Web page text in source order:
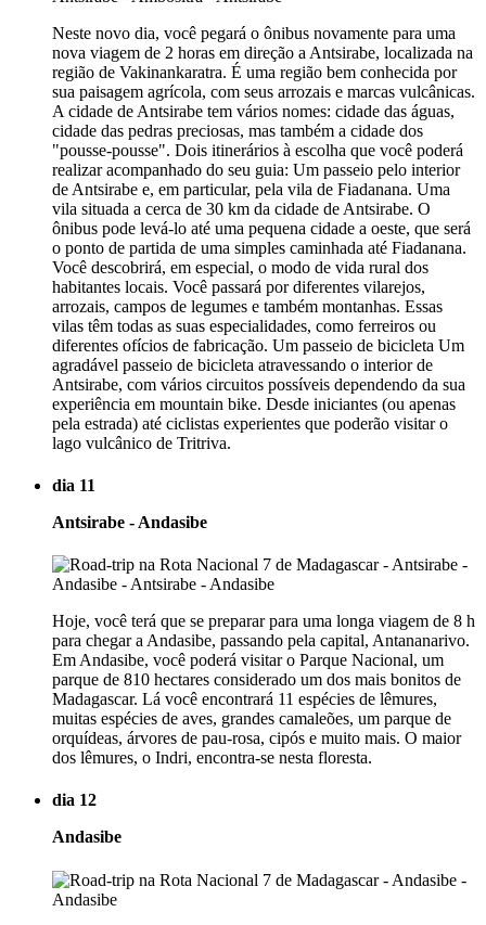
Neste novo dia, você pegará o ônibus novamente para uma
nova viagem de 2 horas em direção a Antsirabe, localizada na
região de Vakinankaratra. É uma região bem conhecida por
sua paisagem agrícola, com seus arrozais e marcas vulcânicas.
A cidade de Antsirabe tem vários nomes: cidade das águas,
cidade das pedras preciosas, mas também a cidade dos
"pousse-pousse". Dois itinerários à escolha que você poderá
realizar acompanhado do seu guia: Um passeio pelo interior
de Antsirabe e, em particular, pela vila de Fiadanana. Uma
vila situada a cerca de 30 km da cidade de Antsirabe. O
ônibus pode levá-lo até uma pequena cidade a oeste, que será
o ponto de partida de uma simples caminhada até Fiadanana.
Você descobrirá, em especial, o modo de vida rural dos
habitantes locais. Você passará por diferentes vilarejos,
arrozais, campos de legumes e também montanhas. Essas
vilas têm todas as suas especialidades, como ferreiros ou
diferentes ofícios de fabricação. Um passeio de bicicleta Um
agradável passeio de bicicleta atravessando o interior de
Antsirabe, com vários circuitos possíveis dependendo da sua
experiência em mountain bike. Desde iniciantes (ou apenas
pela estrada) até ciclistas experientes que poderão visitar o
lago vulcânico de Tritriva.
dia 11
Antsirabe - Andasibe
Hoje, você terá que se preparar para uma longa viagem de 8 h
para chegar a Andasibe, passando pela capital, Antananarivo.
Em Andasibe, você poderá visitar o Parque Nacional, um
parque de 810 hectares considerado um dos mais bonitos de
Madagascar. Lá você encontrará 11 espécies de lêmures,
muitas espécies de aves, grandes camaleões, um parque de
orquídeas, árvores de pau-rosa, cipós e muito mais. O maior
dos lêmures, o Indri, encontra-se nesta floresta.
dia 12
Andasibe